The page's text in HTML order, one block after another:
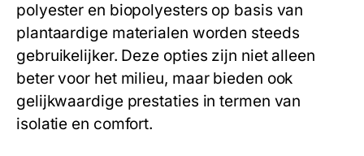
polyester en biopolyesters op basis van
plantaardige materialen worden steeds
gebruikelijker. Deze opties zijn niet alleen
beter voor het milieu, maar bieden ook
gelijkwaardige prestaties in termen van
isolatie en comfort.